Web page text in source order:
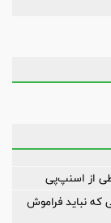
از اسنپ‌پی
که نباید فراموش